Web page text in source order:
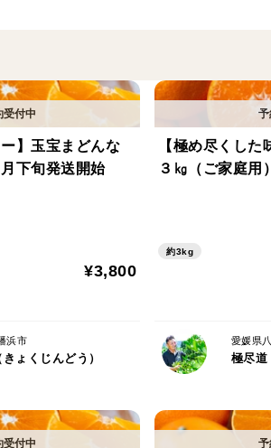
極め尽くされた職人技です。
【「温故知新」 ・・・故きを温
私たちは先代・先々代から受け
変わりゆく「気候」や「より
３つの「極」
１. 味の極
】玉宝まどんな
下旬発送開始
¥3,800
浜市
ょくじんどう）
【極め尽くし
３㎏（ご家庭用）
約3kg
愛媛県
極尽道